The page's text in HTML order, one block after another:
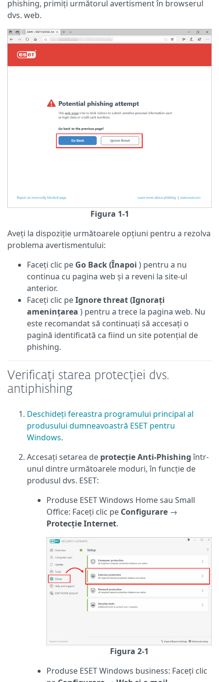
phishing, primiți următorul avertisment în browserul
dvs. web.
Figura 1-1
Aveți la dispoziție următoarele opțiuni pentru a rezolva
problema avertismentului:
Faceți clic pe Go Back (Înapoi ) pentru a nu
continua cu pagina web și a reveni la site-ul
anterior.
Faceți clic peIgnore threat (Ignorați
amenințarea ) pentru a trece la pagina web. Nu
este recomandat să continuați să accesați o
pagină identificată ca fiind un site potențial de
phishing.
Verificați starea protecției dvs.
antiphishing
Deschideți fereastra programului principal al
produsului dumneavoastră ESET pentru
Windows.
Accesați setarea de protecție Anti-Phishingîntr-
unul dintre următoarele moduri, în funcție de
produsul dvs. ESET:
Produse ESET Windows Home sau Small
Office: Faceți clic pe Configurare →
Protecție Internet.
Figura 2-1
Produse ESET Windows business: Faceți clic